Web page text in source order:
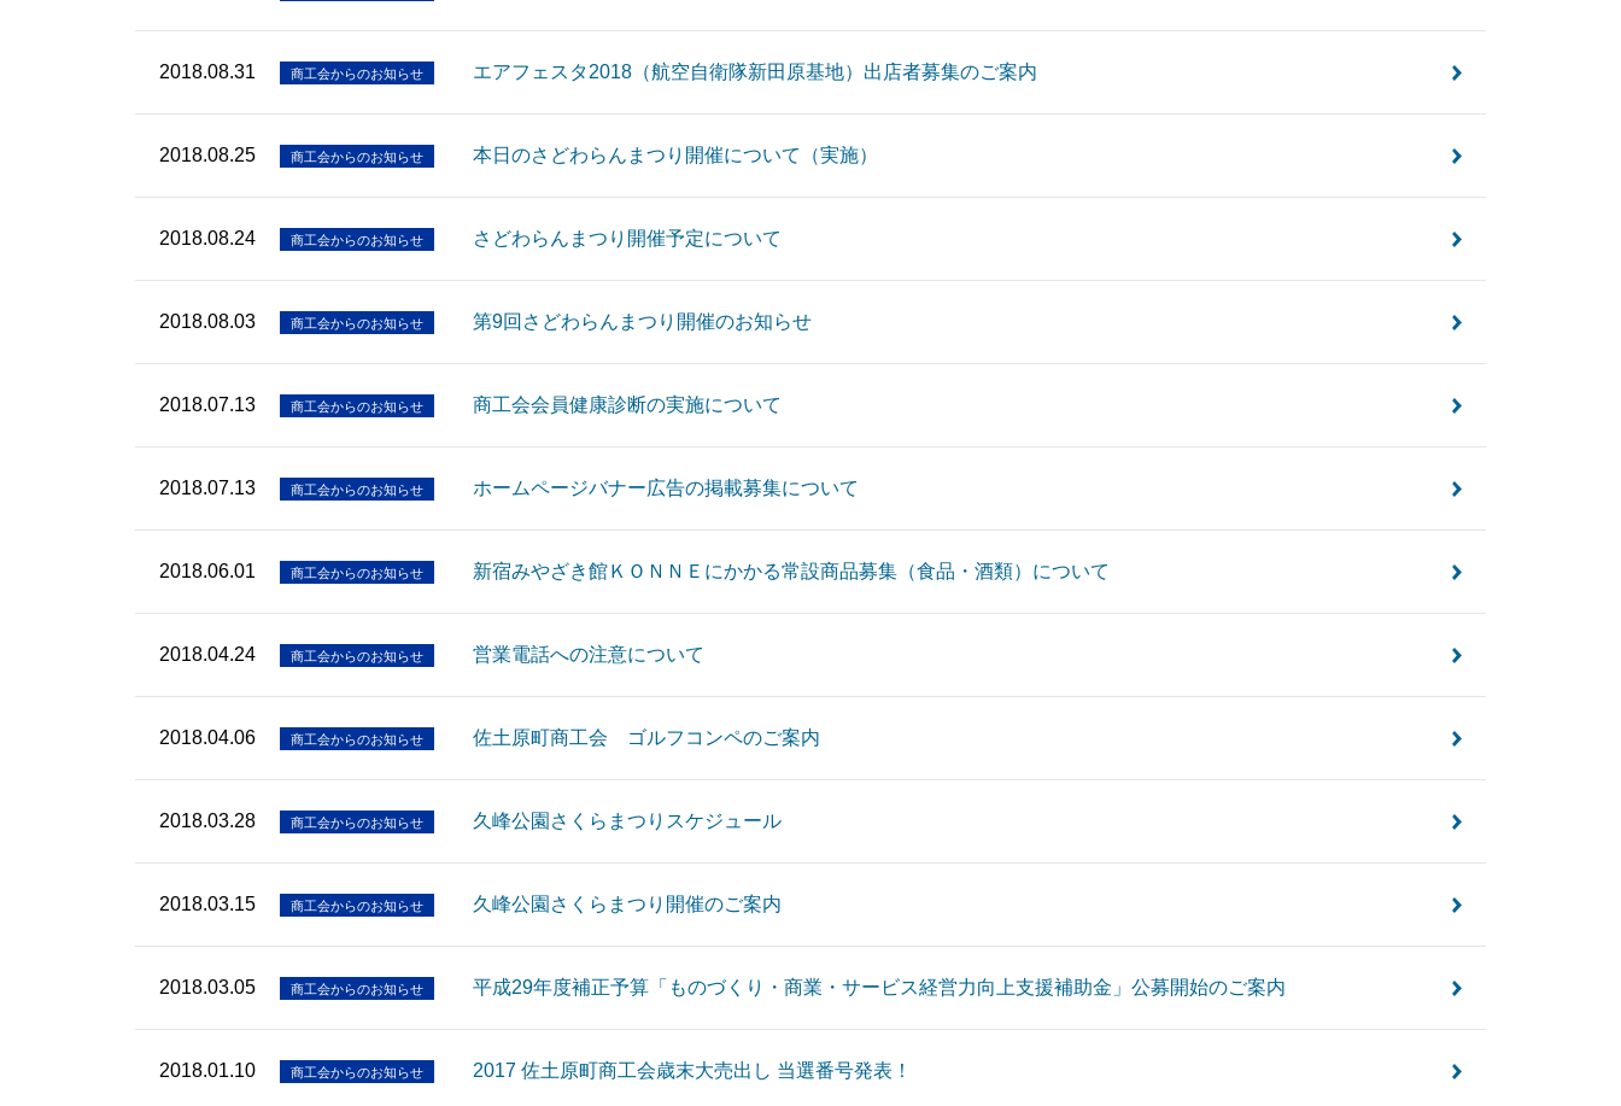
2018.08.31 商工会からのお知らせ エアフェスタ2018（航空自衛隊新田原基地）出店者募集のご案内
2018.08.25 商工会からのお知らせ 本日のさどわらんまつり開催について（実施）
2018.08.24 商工会からのお知らせ さどわらんまつり開催予定について
2018.08.03 商工会からのお知らせ 第9回さどわらんまつり開催のお知らせ
2018.07.13 商工会からのお知らせ 商工会会員健康診断の実施について
2018.07.13 商工会からのお知らせ ホームページバナー広告の掲載募集について
2018.06.01 商工会からのお知らせ 新宿みやざき館ＫＯＮＮＥにかかる常設商品募集（食品・酒類）について
2018.04.24 商工会からのお知らせ 営業電話への注意について
2018.04.06 商工会からのお知らせ 佐土原町商工会 ゴルフコンペのご案内
2018.03.28 商工会からのお知らせ 久峰公園さくらまつりスケジュール
2018.03.15 商工会からのお知らせ 久峰公園さくらまつり開催のご案内
2018.03.05 商工会からのお知らせ 平成29年度補正予算「ものづくり・商業・サービス経営力向上支援補助金」公募開始のご案内
2018.01.10 商工会からのお知らせ 2017 佐土原町商工会歳末大売出し 当選番号発表！